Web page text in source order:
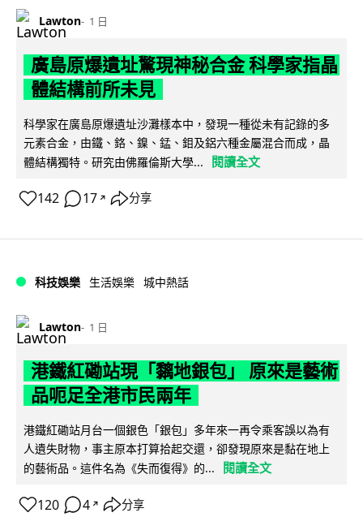
Lawton 1 日
廣島原爆遺址驚現神秘合金 科學家指晶
體結構前所未見
科學家在廣島原爆遺址沙灘樣本中，發現一種從未有記錄的多
元素合金，由鐵、鉻、鎳、錳、鉬及鋁六種金屬混合而成，晶
體結構獨特。研究由佛羅倫斯大學...
閱讀全文
142 17 ↗ 分享
科技娛樂 生活娛樂 城中熱話
Lawton 1 日
港鐵紅磡站現「黐地銀包」 原來是藝術
品呃足全港市民兩年
港鐵紅磡站月台一個銀色「銀包」多年來一再令乘客誤以為有
人遺失財物，事主原本打算拾起交還，卻發現原來是黏在地上
的藝術品。這件名為《失而復得》的...
閱讀全文
120 4 ↗ 分享